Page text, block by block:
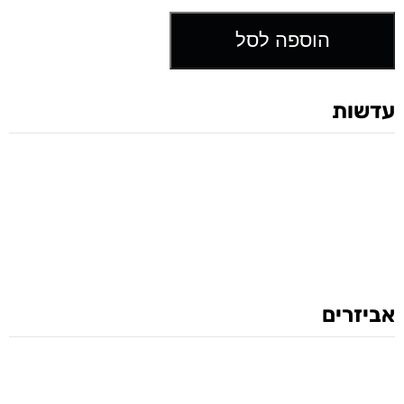
הוספה לסל
עדשות
אביזרים